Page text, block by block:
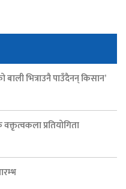
भित्राउनै पाउँदैनन् किसान’
प्रतियोगिता